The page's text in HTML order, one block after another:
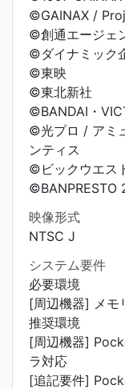
©GAINAX /
©創通エージェ
©ダイナミック
©東映
©東北新社
©BANDAI・
©光プロ / アミ
ンティス
©ビックウエス
©BANPRESTO
映像形式
NTSC J
システム要件
必要環境
[周辺機器] メモ
推奨環境
[周辺機器]
ラ対応
[追記要件]